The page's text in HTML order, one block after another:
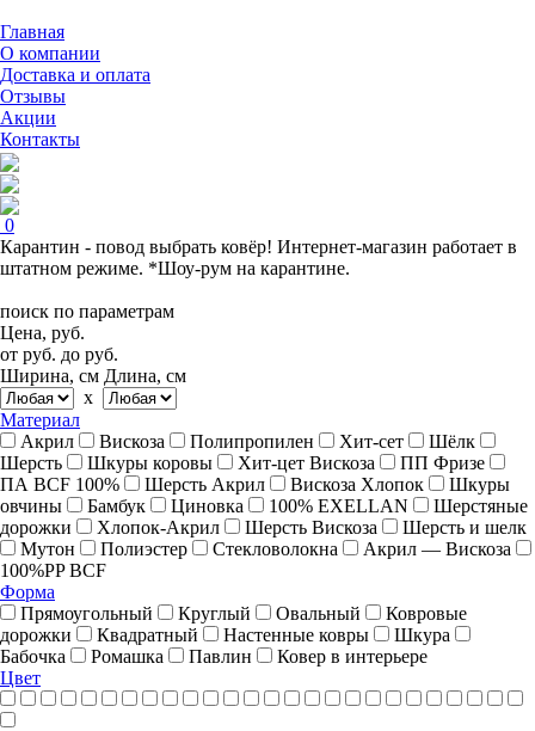
Главная
О компании
Доставка и оплата
Отзывы
Акции
Контакты
0
Карантин - повод выбрать ковёр! Интернет-магазин работает в
штатном режиме. *Шоу-рум на карантине.
поиск по параметрам
Цена, руб.
от руб. до руб.
Ширина, см Длина, см
x
Материал
Акрил
Вискоза Полипропилен Хит-сет
Шёлк
Шерсть
Шкуры коровы Хит-цет Вискоза
ПП Фризе
ПА BCF 100%
Шерсть Акрил Вискоза Хлопок
Шкуры
овчины
Бамбук Циновка 100% EXELLAN
Шерстяные
дорожки
Хлопок-Акрил Шерсть Вискоза
Шерсть и шелк
Мутон
Полиэстер Стекловолокна
Акрил — Вискоза
100%PP BCF
Форма
Прямоугольный
Круглый Овальный
Ковровые
дорожки
Квадратный Настенные ковры
Шкура
Бабочка
Ромашка Павлин
Ковер в интерьере
Цвет